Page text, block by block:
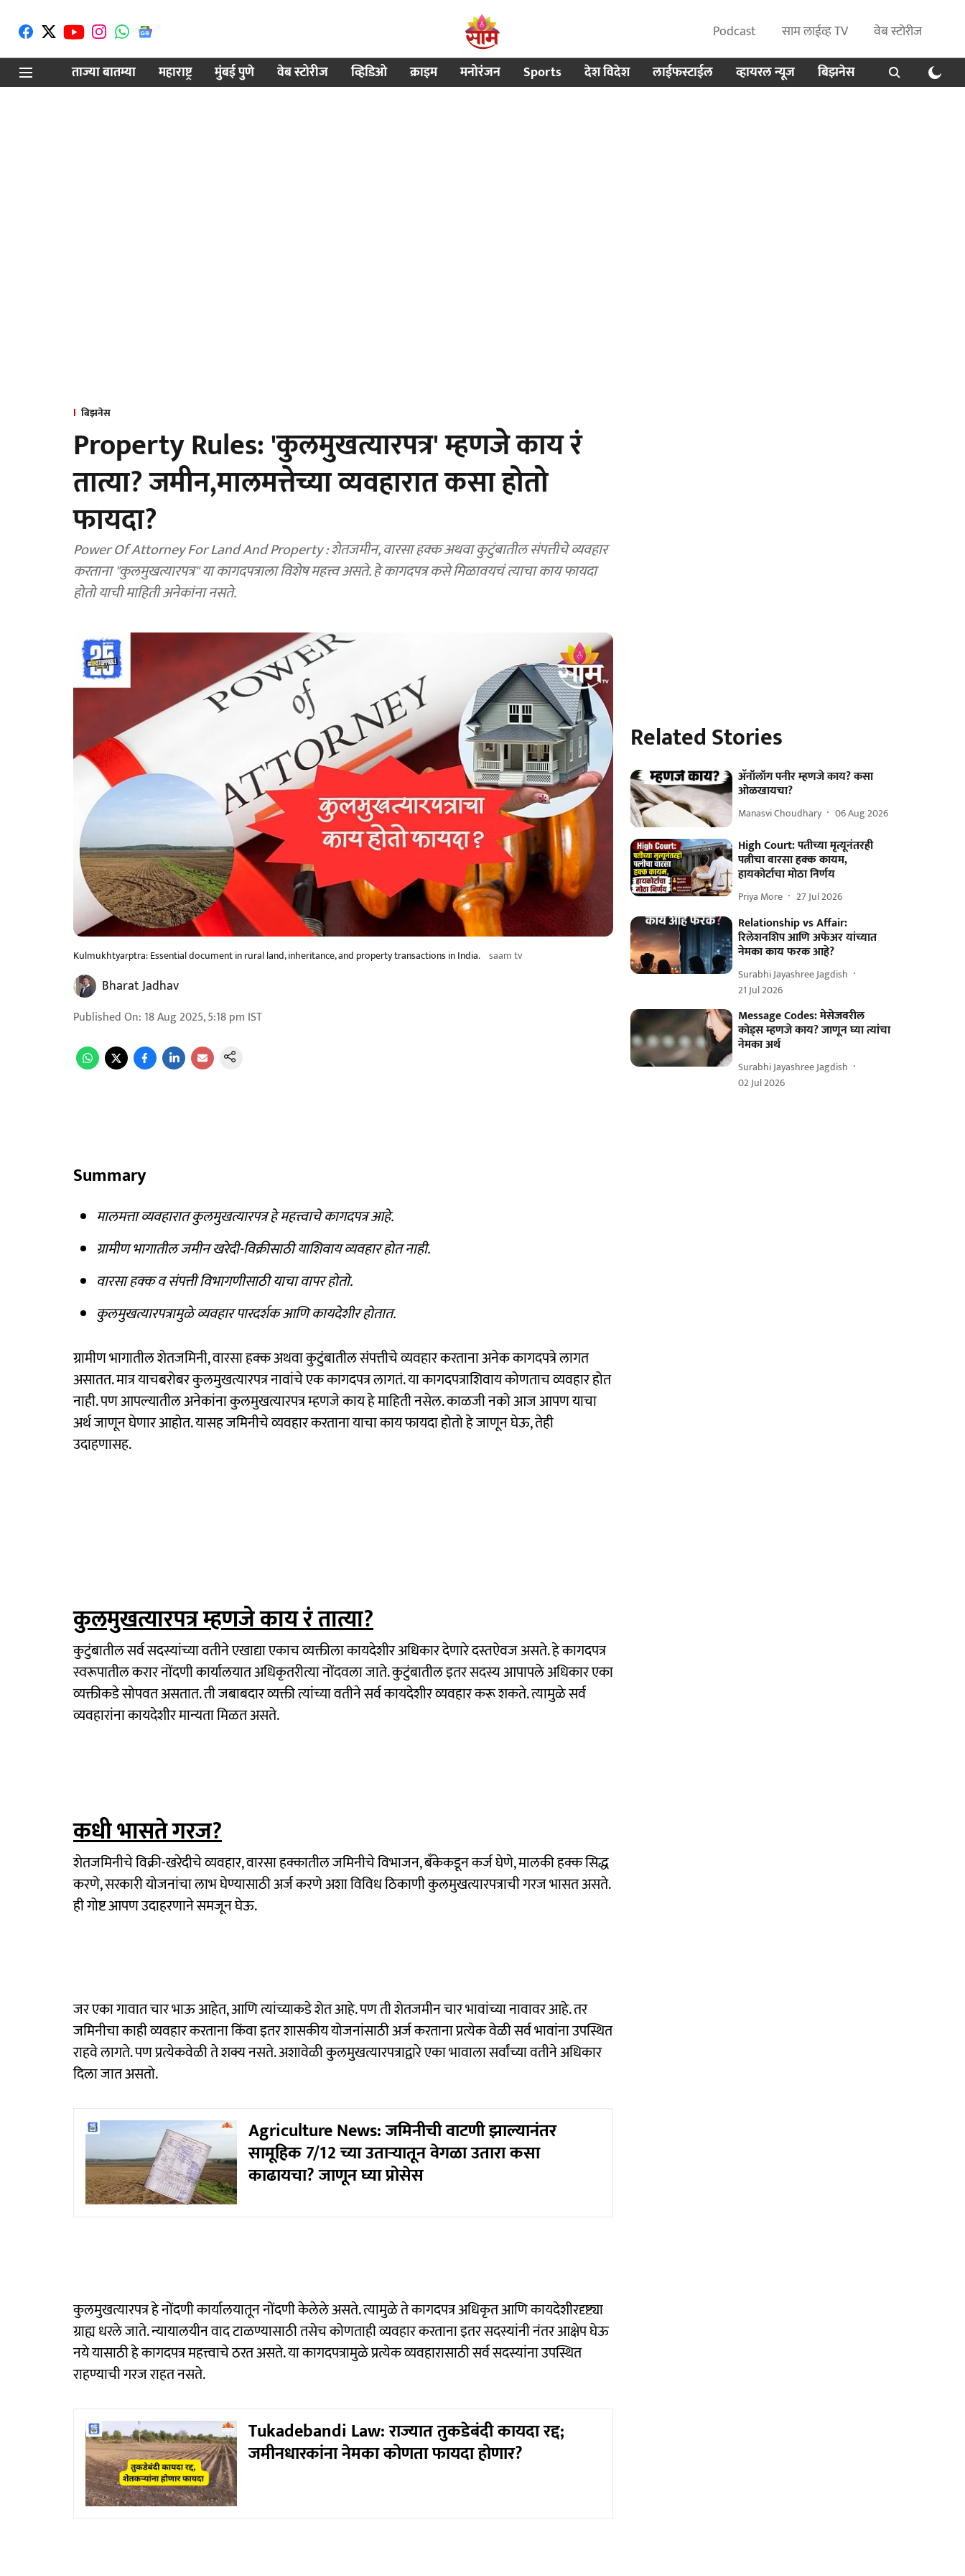
Podcast साम लाईव्ह TV
वेब स्टोरीज
ताज्या बातम्या
महाराष्ट्र मुंबई पुणे वेब स्टोरीज व्हिडिओ क्राइम मनोरंजन Sports देश विदेश लाईफस्टाईल व्हायरल न्यूज बिझनेस
बिझनेस
Property Rules: 'कुलमुखत्यारपत्र' म्हणजे काय रं
तात्या? जमीन,मालमत्तेच्या व्यवहारात कसा होतो
फायदा?
Power Of Attorney For Land And Property : शेतजमीन, वारसा हक्क अथवा कुटुंबातील संपत्तीचे व्यवहार
करताना "कुलमुखत्यारपत्र" या कागदपत्राला विशेष महत्त्व असते. हे कागदपत्र कसे मिळावयचं त्याचा काय फायदा
होतो याची माहिती अनेकांना नसते.
Kulmukhtyarptra: Essential document in rural land, inheritance, and property transactions in India. saam tv
Bharat Jadhav
Published On: 18 Aug 2025, 5:18 pm IST
Summary
मालमत्ता व्यवहारात कुलमुखत्यारपत्र हे महत्त्वाचे कागदपत्र आहे.
ग्रामीण भागातील जमीन खरेदी-विक्रीसाठी याशिवाय व्यवहार होत नाही.
वारसा हक्क व संपत्ती विभागणीसाठी याचा वापर होतो.
कुलमुखत्यारपत्रामुळे व्यवहार पारदर्शक आणि कायदेशीर होतात.
ग्रामीण भागातील शेतजमिनी, वारसा हक्क अथवा कुटुंबातील संपत्तीचे व्यवहार करताना अनेक कागदपत्रे लागत
असातत. मात्र याचबरोबर कुलमुखत्यारपत्र नावांचे एक कागदपत्र लागतं. या कागदपत्राशिवाय कोणताच व्यवहार होत
नाही. पण आपल्यातील अनेकांना कुलमुखत्यारपत्र म्हणजे काय हे माहिती नसेल. काळजी नको आज आपण याचा
अर्थ जाणून घेणार आहोत. यासह जमिनीचे व्यवहार करताना याचा काय फायदा होतो हे जाणून घेऊ, तेही
उदाहणासह.
कुलमुखत्यारपत्र म्हणजे काय रं तात्या?
कुटुंबातील सर्व सदस्यांच्या वतीने एखाद्या एकाच व्यक्तीला कायदेशीर अधिकार देणारे दस्तऐवज असते. हे कागदपत्र
स्वरूपातील करार नोंदणी कार्यालयात अधिकृतरीत्या नोंदवला जाते. कुटुंबातील इतर सदस्य आपापले अधिकार एका
व्यक्तीकडे सोपवत असतात. ती जबाबदार व्यक्ती त्यांच्या वतीने सर्व कायदेशीर व्यवहार करू शकते. त्यामुळे सर्व
व्यवहारांना कायदेशीर मान्यता मिळत असते.
कधी भासते गरज?
शेतजमिनीचे विक्री-खरेदीचे व्यवहार, वारसा हक्कातील जमिनीचे विभाजन, बँकेकडून कर्ज घेणे, मालकी हक्क सिद्ध
करणे, सरकारी योजनांचा लाभ घेण्यासाठी अर्ज करणे अशा विविध ठिकाणी कुलमुखत्यारपत्राची गरज भासत असते.
ही गोष्ट आपण उदाहरणाने समजून घेऊ.
जर एका गावात चार भाऊ आहेत, आणि त्यांच्याकडे शेत आहे. पण ती शेतजमीन चार भावांच्या नावावर आहे. तर
जमिनीचा काही व्यवहार करताना किंवा इतर शासकीय योजनांसाठी अर्ज करताना प्रत्येक वेळी सर्व भावांना उपस्थित
राहवे लागते. पण प्रत्येकवेळी ते शक्य नसते. अशावेळी कुलमुखत्यारपत्राद्वारे एका भावाला सर्वांच्या वतीने अधिकार
दिला जात असतो.
Agriculture News: जमिनीची वाटणी झाल्यानंतर
सामूहिक 7/12 च्या उताऱ्यातून वेगळा उतारा कसा
काढायचा? जाणून घ्या प्रोसेस
कुलमुखत्यारपत्र हे नोंदणी कार्यालयातून नोंदणी केलेले असते. त्यामुळे ते कागदपत्र अधिकृत आणि कायदेशीरदृष्ट्या
ग्राह्य धरले जाते. न्यायालयीन वाद टाळण्यासाठी तसेच कोणताही व्यवहार करताना इतर सदस्यांनी नंतर आक्षेप घेऊ
नये यासाठी हे कागदपत्र महत्त्वाचे ठरत असते. या कागदपत्रामुळे प्रत्येक व्यवहारासाठी सर्व सदस्यांना उपस्थित
राहण्याची गरज राहत नसते.
Tukadebandi Law: राज्यात तुकडेबंदी कायदा रद्द;
जमीनधारकांना नेमका कोणता फायदा होणार?
Related Stories
अ‍ॅनॉलॉग पनीर म्हणजे काय? कसा
ओळखायचा?
Manasvi Choudhary 06 Aug 2026
High Court: पतीच्या मृत्यूनंतरही
पत्नीचा वारसा हक्क कायम,
हायकोर्टाचा मोठा निर्णय
Priya More 27 Jul 2026
Relationship vs Affair:
रिलेशनशिप आणि अफेअर यांच्यात
नेमका काय फरक आहे?
Surabhi Jayashree Jagdish
21 Jul 2026
Message Codes: मेसेजवरील
कोड्स म्हणजे काय? जाणून घ्या त्यांचा
नेमका अर्थ
Surabhi Jayashree Jagdish
02 Jul 2026